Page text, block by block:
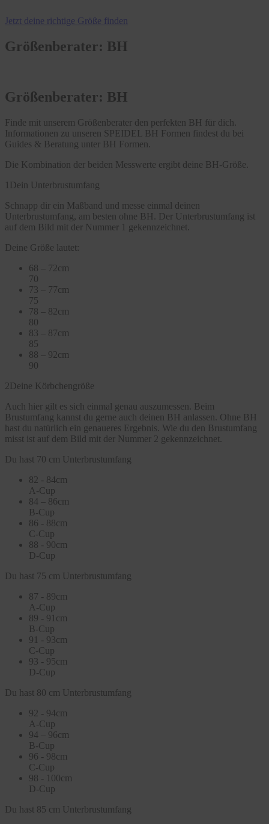
Jetzt deine richtige Größe finden
Größenberater: BH
Größenberater: BH
Finde mit unserem Größenberater den perfekten BH für dich.
Informationen zu unseren SPEIDEL BH Formen findest du bei
Guides & Beratung unter BH Formen.
Die Kombination der beiden Messwerte ergibt deine BH-Größe.
1 Dein Unterbrustumfang
Schnapp dir ein Maßband und messe einmal deinen
Unterbrustumfang, am besten ohne BH. Der Unterbrustumfang ist
auf dem Bild mit der Nummer 1 gekennzeichnet.
Deine Größe lautet:
68 – 72cm
70
73 – 77cm
75
78 – 82cm
80
83 – 87cm
85
88 – 92cm
90
2Deine Körbchengröße
Auch hier gilt es sich einmal genau auszumessen. Beim
Brustumfang kannst du gerne auch deinen BH anlassen. Ohne BH
hast du natürlich ein genaueres Ergebnis. Wie du den Brustumfang
misst ist auf dem Bild mit der Nummer 2 gekennzeichnet.
Du hast 70 cm Unterbrustumfang
82 - 84cm
A-Cup
84 – 86cm
B-Cup
86 - 88cm
C-Cup
88 - 90cm
D-Cup
Du hast 75 cm Unterbrustumfang
87 - 89cm
A-Cup
89 - 91cm
B-Cup
91 - 93cm
C-Cup
93 - 95cm
D-Cup
Du hast 80 cm Unterbrustumfang
92 - 94cm
A-Cup
94 – 96cm
B-Cup
96 - 98cm
C-Cup
98 - 100cm
D-Cup
Du hast 85 cm Unterbrustumfang